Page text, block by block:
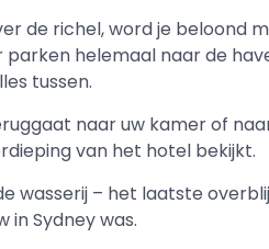
de richel, word je beloond
parken helemaal naar de
tussen.
naar uw kamer of
van het hotel bekijkt.
wasserij – het laatste
in Sydney was.